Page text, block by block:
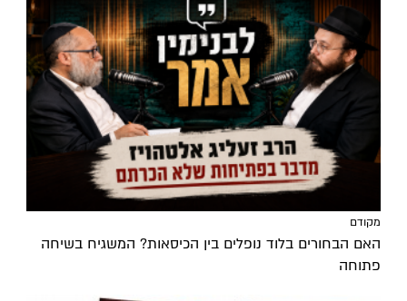
מקודם
האם הבחורים בלוד נופלים בין הכיסאות? המשגיח בשיחה
פתוחה